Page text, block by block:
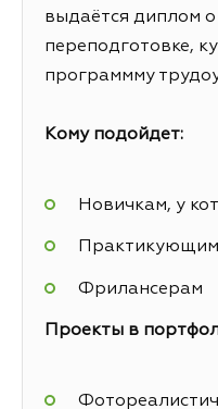
выдаётся диплом
переподготовке,
программму
Кому подойдет:
Новичкам, у
Фрилансерам
Проекты в